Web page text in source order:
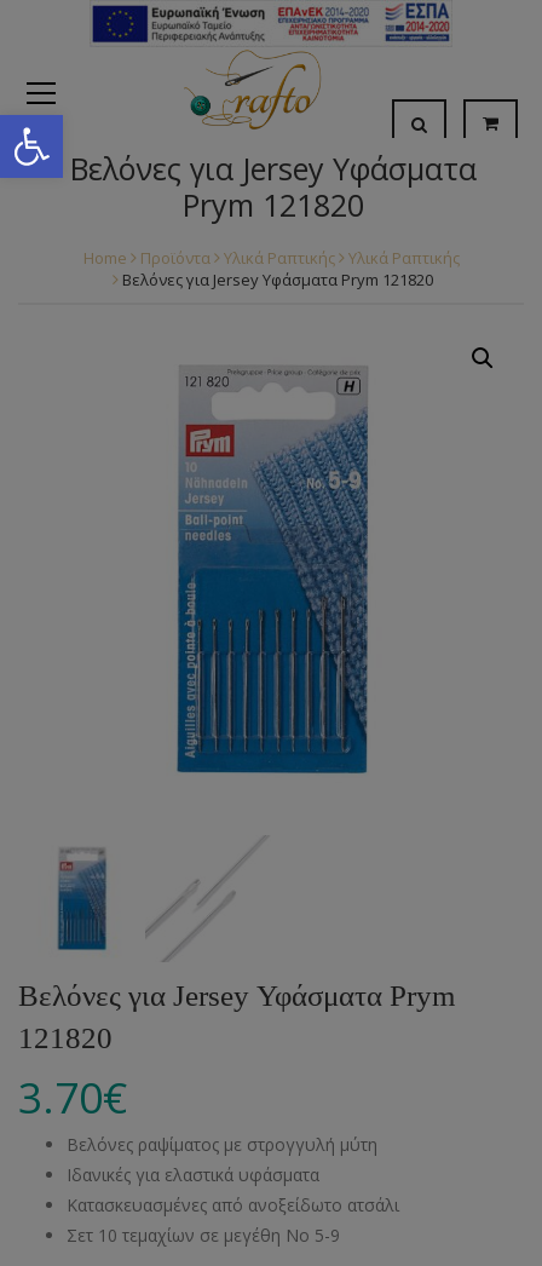
Open toolbar
Βελόνες για Jersey Υφάσματα
Prym 121820
Home Προϊόντα Υλικά Ραπτικής
Υλικά Ραπτικής
Βελόνες για Jersey Υφάσματα Prym 121820
Βελόνες για Jersey Υφάσματα Prym
121820
3.70€
Βελόνες ραψίματος με στρογγυλή μύτη
Ιδανικές για ελαστικά υφάσματα
Κατασκευασμένες από ανοξείδωτο ατσάλι
Σετ 10 τεμαχίων σε μεγέθη Νο 5-9